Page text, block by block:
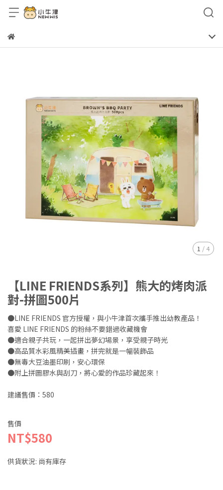
1 / 4
【LINE FRIENDS系列】熊大的烤肉派
對-拼圖500片
●LINE FRIENDS 官方授權，與小牛津首次攜手推出幼教產品！
喜愛 LINE FRIENDS 的粉絲不要錯過收藏機會
●適合親子共玩，一起拼出夢幻場景，享受親子時光
●高品質水彩風精美插畫，拼完就是一幅裝飾品
●無毒大豆油墨印刷，安心環保
●附上拼圖膠水與刮刀，將心愛的作品珍藏起來！
建議售價：580
售價
NT$580
供貨狀況: 尚有庫存